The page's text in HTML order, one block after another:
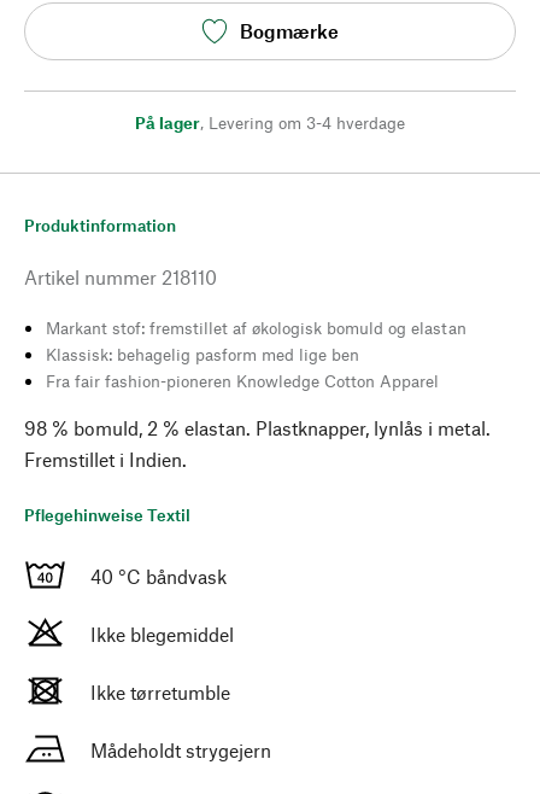
Bogmærke
På lager, Levering om 3-4 hverdage
Produktinformation
Artikel nummer 218110
Markant stof: fremstillet af økologisk bomuld og elastan
Klassisk: behagelig pasform med lige ben
Fra fair fashion-pioneren Knowledge Cotton Apparel
98 % bomuld, 2 % elastan. Plastknapper, lynlås i metal.
Fremstillet i Indien.
Pflegehinweise Textil
40 °C båndvask
Ikke blegemiddel
Ikke tørretumble
Mådeholdt strygejern